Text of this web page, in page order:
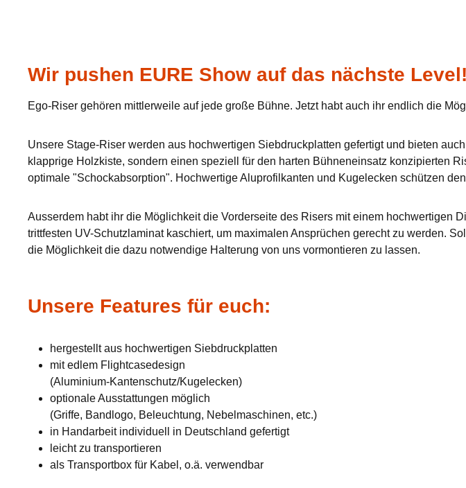
Wir pushen EURE Show auf das nächste Level!
Ego-Riser gehören mittlerweile auf jede große Bühne. Jetzt habt auch ihr endlich die
Unsere Stage-Riser werden aus hochwertigen Siebdruckplatten gefertigt und bieten
klapprige Holzkiste, sondern einen speziell für den harten Bühneneinsatz konzipierten
optimale "Schockabsorption". Hochwertige Aluprofilkanten und Kugelecken schützen
Ausserdem habt ihr die Möglichkeit die Vorderseite des Risers mit einem hochwertigen
trittfesten UV-Schutzlaminat kaschiert, um maximalen Ansprüchen gerecht zu werden.
die Möglichkeit die dazu notwendige Halterung von uns vormontieren zu lassen.
Unsere Features für euch:
hergestellt aus hochwertigen Siebdruckplatten
mit edlem Flightcasedesign
(Aluminium-Kantenschutz/Kugelecken)
optionale Ausstattungen möglich
(Griffe, Bandlogo, Beleuchtung, Nebelmaschinen, etc.)
in Handarbeit individuell in Deutschland gefertigt
leicht zu transportieren
als Transportbox für Kabel, o.ä. verwendbar